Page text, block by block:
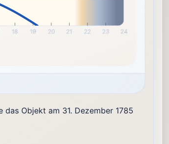
18 19 20 21 22 23 24
Objekt am 31. Dezember 1785